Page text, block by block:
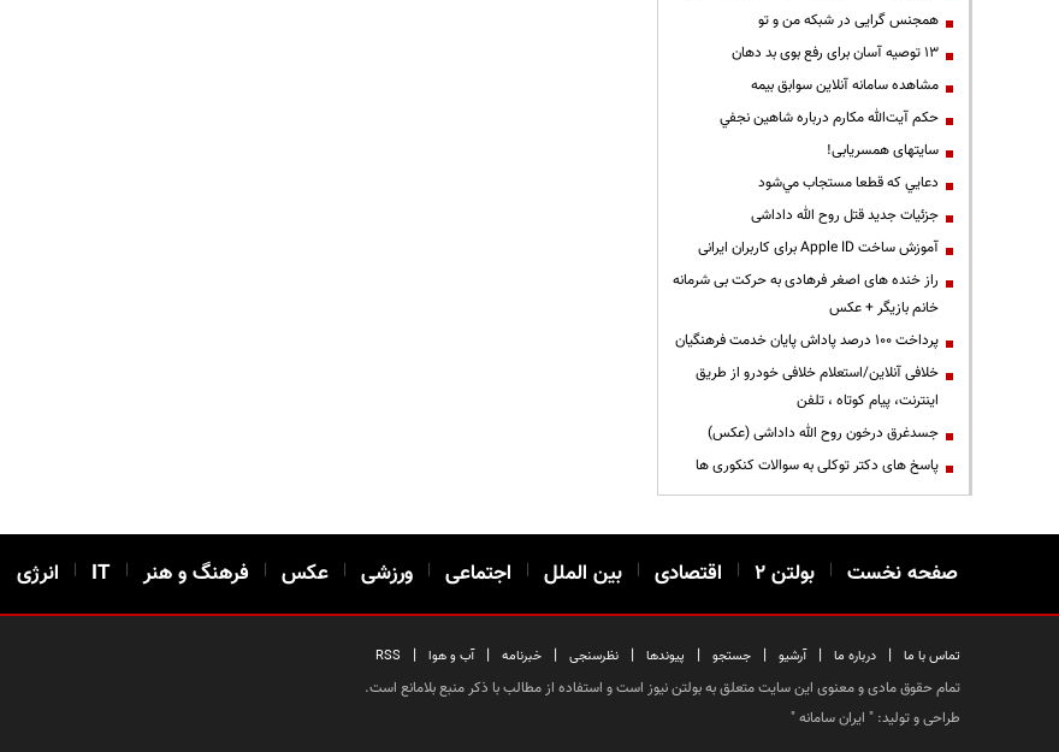
همجنس گرایی در شبکه من و تو
13 توصیه آسان برای رفع بوی بد دهان
مشاهده سامانه آنلاين سوابق بیمه
حكم آيت‌الله مكارم درباره شاهين نجفي
سایتهای همسریابی!
دعايي كه قطعا مستجاب مي‌شود
جزئیات جدید قتل روح الله داداشی
آموزش ساخت Apple ID برای کاربران ایرانی
راز خنده های اصغر فرهادی به حرکت بی شرمانه
خانم بازیگر + عکس
پرداخت ۱۰۰ درصد پاداش پایان خدمت فرهنگیان
خلافی آنلاین/استعلام خلافی خودرو از طریق
اینترنت، پیام کوتاه ، تلفن
جسدغرق درخون روح الله داداشی (عکس)
پاسخ های دکتر توکلی به سوالات کنکوری ها
صفحه نخست | بولتن ۲ | اقتصادی | بین الملل | اجتماعی | ورزشی | عکس | فرهنگ و هنر |
IT
| انرژی
تماس با ما | درباره ما | آرشیو | جستجو | پیوندها | نظرسنجی | خبرنامه | آب و هوا |
RSS
تمام حقوق مادی و معنوی این سایت متعلق به بولتن نیوز است و استفاده از مطالب با ذکر منبع بلامانع است.
طراحی و تولید: " ایران سامانه"